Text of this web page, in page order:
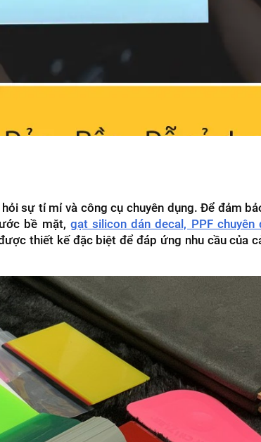
sự tỉ mỉ và công cụ chuyên dụng. Để đảm
bề mặt, gạt silicon dán decal, PPF chuyên
thiết kế đặc biệt để đáp ứng nhu cầu của